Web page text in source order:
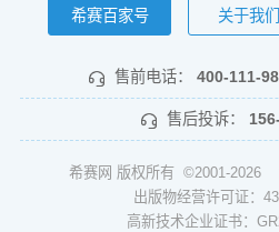
希赛百家号 关于我们
售前电话： 400-111-
售后投诉：
希赛网 版权所有 ©2001-2026
出版物经营许可证：
高新技术企业证书：